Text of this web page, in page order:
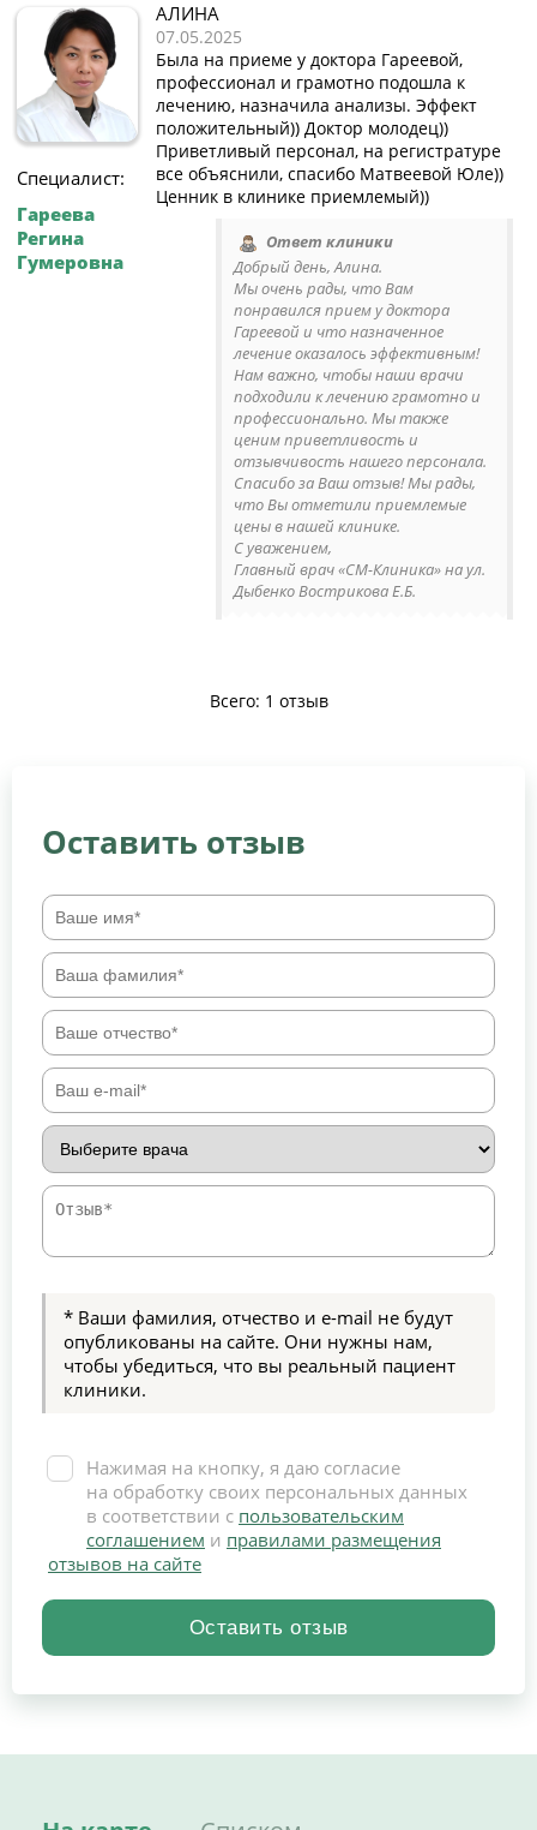
Специалист:
Гареева
Регина
Гумеровна
АЛИНА
07.05.2025
Была на приеме у доктора Гареевой,
профессионал и грамотно подошла к
лечению, назначила анализы. Эффект
положительный)) Доктор молодец))
Приветливый персонал, на регистратуре
все объяснили, спасибо Матвеевой Юле))
Ценник в клинике приемлемый))
Ответ клиники
Добрый день, Алина.
Мы очень рады, что Вам
понравился прием у доктора
Гареевой и что назначенное
лечение оказалось эффективным!
Нам важно, чтобы наши врачи
подходили к лечению грамотно и
профессионально. Мы также
ценим приветливость и
отзывчивость нашего персонала.
Спасибо за Ваш отзыв! Мы рады,
что Вы отметили приемлемые
цены в нашей клинике.
С уважением,
Главный врач «СМ-Клиника» на ул.
Дыбенко Вострикова Е.Б.
Всего: 1 отзыв
Оставить отзыв
* Ваши фамилия, отчество и e-mail не будут
опубликованы на сайте. Они нужны нам,
чтобы убедиться, что вы реальный пациент
клиники.
Нажимая на кнопку, я даю согласие
на обработку своих персональных данных
в соответствии с пользовательским
соглашением и правилами размещения
отзывов на сайте